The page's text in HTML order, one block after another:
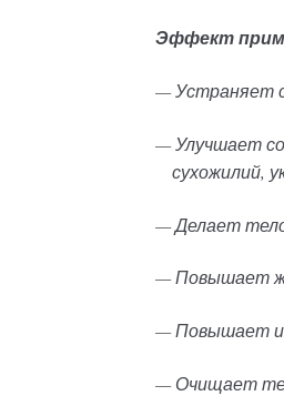
Эффект
— Устраняет
— Улучшает
сухожилий,
— Делает
— Повышает
— Повышает
— Очищает